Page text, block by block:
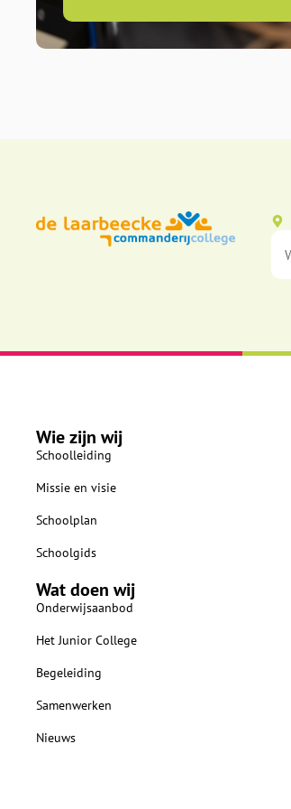
Wie zijn wij
Schoolleiding
Missie en visie
Schoolplan
Schoolgids
Wat doen wij
Onderwijsaanbod
Het Junior College
Begeleiding
Samenwerken
Nieuws